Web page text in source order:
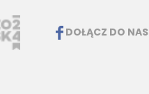
DOŁĄCZ DO NAS